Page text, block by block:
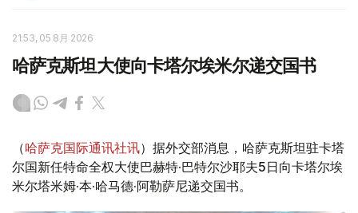
21:53, 05 8月 2026
哈萨克斯坦大使向卡塔尔埃米尔递交国书
（哈萨克国际通讯社讯）据外交部消息，哈萨克斯坦驻卡塔
尔国新任特命全权大使巴赫特·巴特尔沙耶夫5日向卡塔尔埃
米尔塔米姆·本·哈马德·阿勒萨尼递交国书。